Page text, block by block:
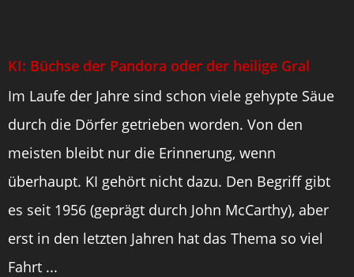
KI: Büchse der Pandora oder der heilige Gral
Im Laufe der Jahre sind schon viele gehypte Säue
durch die Dörfer getrieben worden. Von den
meisten bleibt nur die Erinnerung, wenn
überhaupt. KI gehört nicht dazu. Den Begriff gibt
es seit 1956 (geprägt durch John McCarthy), aber
erst in den letzten Jahren hat das Thema so viel
Fahrt ...